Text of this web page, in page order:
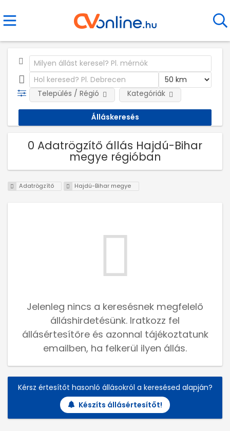
Település / Régió Kategóriák
0 Adatrögzítő állás Hajdú-Bihar
megye régióban
Adatrögzítő Hajdú-Bihar megye
Jelenleg nincs a keresésnek megfelelő
álláshirdetésünk. Iratkozz fel
állásértesítőre és azonnal tájékoztatunk
emailben, ha felkerül ilyen állás.
Kérsz értesítőt hasonló állásokról a keresésed alapján?
Készíts állásértesítőt!